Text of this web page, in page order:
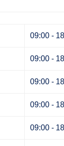
09:00 -
09:00 -
09:00 -
09:00 -
09:00 -